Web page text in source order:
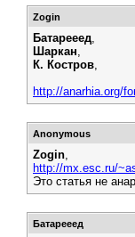
Zogin
Батарееед,
Шаркан,
К. Костров,
http://anarhia.org/
Anonymous
Zogin,
http://mx.esc.ru/
Это статья не
Батарееед